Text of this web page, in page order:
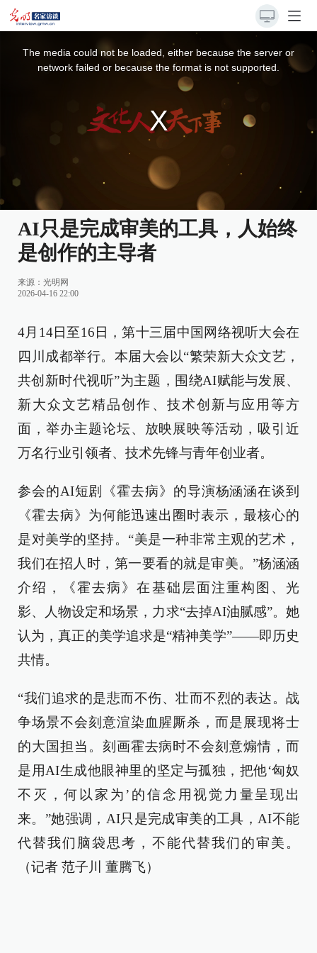
The media could not be loaded, either because the server or
network failed or because the format is not supported.
AI只是完成审美的工具，人始终
是创作的主导者
来源： 光明网
2026-04-16 22:00
4月14日至16日，第十三届中国网络视听大会在
四川成都举行。本届大会以“繁荣新大众文艺，
共创新时代视听”为主题，围绕AI赋能与发展、
新大众文艺精品创作、技术创新与应用等方
面，举办主题论坛、放映展映等活动，吸引近
万名行业引领者、技术先锋与青年创业者。
参会的AI短剧《霍去病》的导演杨涵涵在谈到
《霍去病》为何能迅速出圈时表示，最核心的
是对美学的坚持。“美是一种非常主观的艺术，
我们在招人时，第一要看的就是审美。”杨涵涵
介绍，《霍去病》在基础层面注重构图、光
影、人物设定和场景，力求“去掉AI油腻感”。她
认为，真正的美学追求是“精神美学”——即历史
共情。
“我们追求的是悲而不伤、壮而不烈的表达。战
争场景不会刻意渲染血腥厮杀，而是展现将士
的大国担当。刻画霍去病时不会刻意煽情，而
是用AI生成他眼神里的坚定与孤独，把他‘匈奴
不灭，何以家为’的信念用视觉力量呈现出
来。”她强调，AI只是完成审美的工具，AI不能
代替我们脑袋思考，不能代替我们的审美。
（记者 范子川 董腾飞）